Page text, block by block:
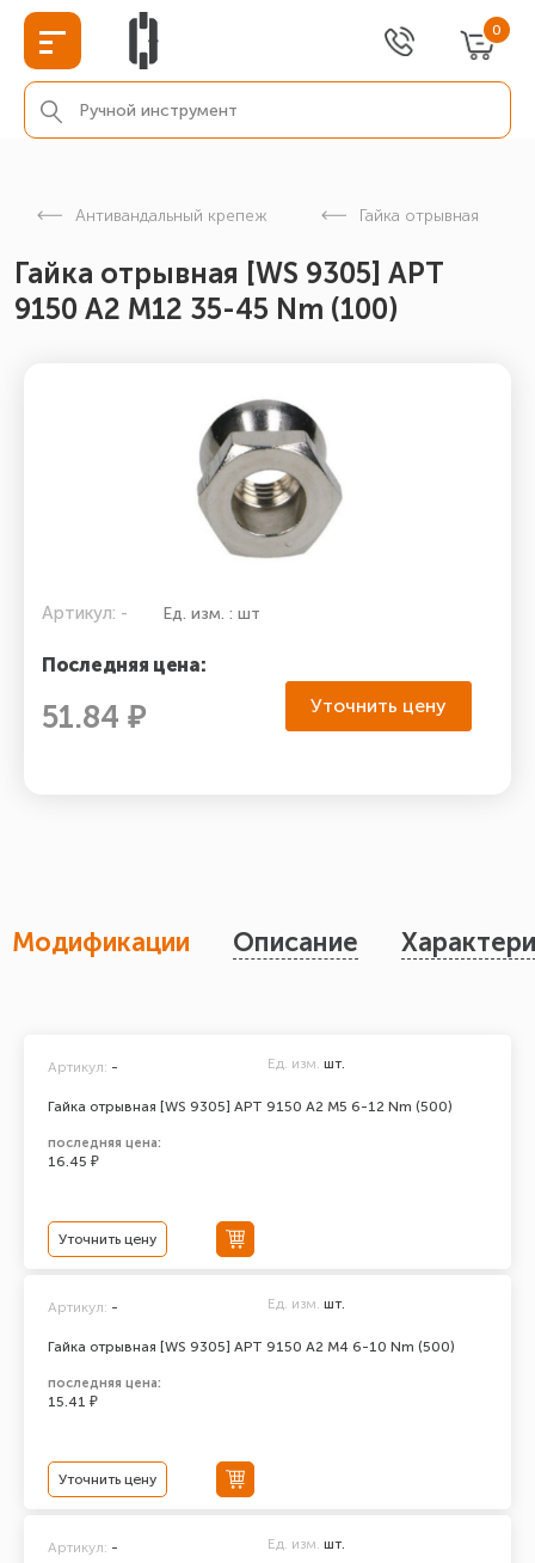
0
Антивандальный крепеж Гайка отрывная
Гайка отрывная [WS 9305] АРТ
9150 А2 M12 35-45 Nm (100)
Артикул: - Ед. изм. : шт
Последняя цена:
51.84 ₽ Уточнить цену
Модификации Описание
Гайка отрывная [WS 9305] АРТ 9150 А2 M5 6-12 Nm (500)
Артикул: - Ед. изм. шт.
последняя цена:
16.45 ₽
Уточнить цену
Гайка отрывная [WS 9305] АРТ 9150 А2 M4 6-10 Nm (500)
Артикул: - Ед. изм. шт.
последняя цена:
15.41 ₽
Уточнить цену
Артикул: - Ед. изм. шт.